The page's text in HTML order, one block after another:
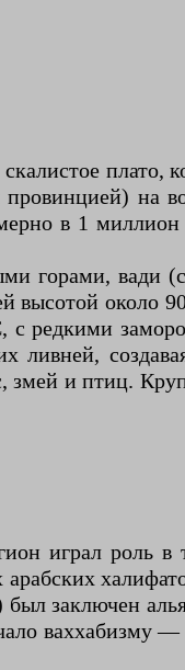
плато,
на
в 1 миллион
горами,
высотой
редкими
змей и птиц.
играл роль
был заключен
ваххабизму —